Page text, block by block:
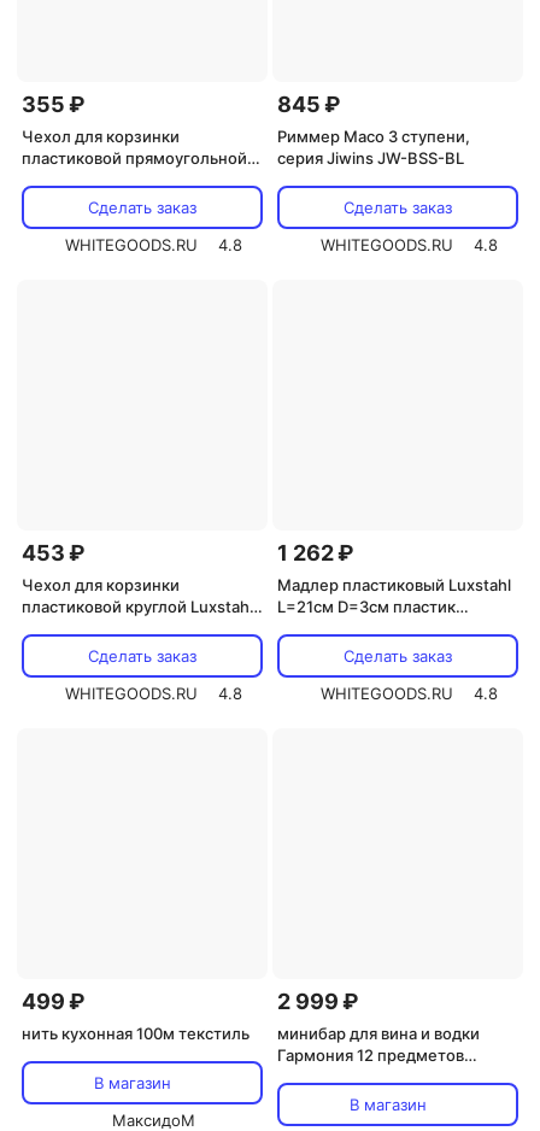
355 ₽
Чехол для корзинки
пластиковой прямоугольной
золотом для арт. 178084 и
178083
Сделать заказ
WHITEGOODS.RU
4.8
845 ₽
Риммер Maco 3 ступени,
серия Jiwins JW-BSS-BL
Сделать заказ
WHITEGOODS.RU
4.8
453 ₽
Чехол для корзинки
пластиковой круглой Luxstahl
Сделать заказ
WHITEGOODS.RU
4.8
1 262 ₽
Мадлер пластиковый Luxstahl
L=21см D=3см пластик
Сделать заказ
WHITEGOODS.RU
4.8
499 ₽
нить кухонная 100м текстиль
В магазин
МаксидоМ
2 999 ₽
минибар для вина и водки
Гармония 12 предметов
В магазин